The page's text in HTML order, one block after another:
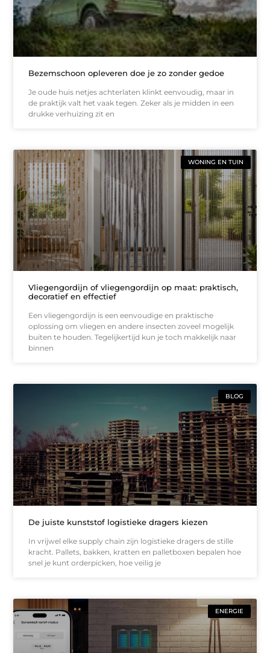
Bezemschoon opleveren doe je zo zonder gedoe
Je oude huis netjes achterlaten klinkt eenvoudig, maar in
de praktijk valt het vaak tegen. Zeker als je midden in een
drukke verhuizing zit en
WONING EN TUIN
Vliegengordijn of vliegengordijn op maat: praktisch,
decoratief en effectief
Een vliegengordijn is een eenvoudige en praktische
oplossing om vliegen en andere insecten zoveel mogelijk
buiten te houden. Tegelijkertijd kun je toch makkelijk naar
binnen
BLOG
De juiste kunststof logistieke dragers kiezen
In vrijwel elke supply chain zijn logistieke dragers de stille
kracht. Pallets, bakken, kratten en palletboxen bepalen hoe
snel je kunt orderpicken, hoe veilig je
ENERGIE